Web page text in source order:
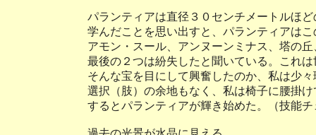
パランティアは直径３０センチメートルほど
学んだことを思い出すと、パランティアは
アモン・スール、アンヌーンミナス、塔の
最後の２つは紛失したと聞いている。これ
そんな宝を目にして興奮したのか、私は少々
選択（肢）の余地もなく、私は椅子に腰掛
するとパランティアが輝き始めた。（技能チ